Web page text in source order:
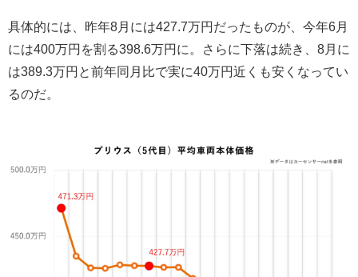
具体的には、昨年8月には427.7万円だったものが、今年6月
には400万円を割る398.6万円に。さらに下落は続き、8月に
は389.3万円と前年同月比で実に40万円近くも安くなってい
るのだ。